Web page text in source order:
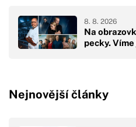
Na
pecky.
8. 8. 2026
Nejnovější články